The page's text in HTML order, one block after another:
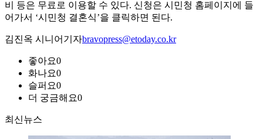
비 등은 무료로 이용할 수 있다. 신청은 시민청 홈페이지에 들
어가서 ‘시민청 결혼식’을 클릭하면 된다.
김진옥 시니어기자bravopress@etoday.co.kr
좋아요0
화나요0
슬퍼요0
더 궁금해요0
최신뉴스